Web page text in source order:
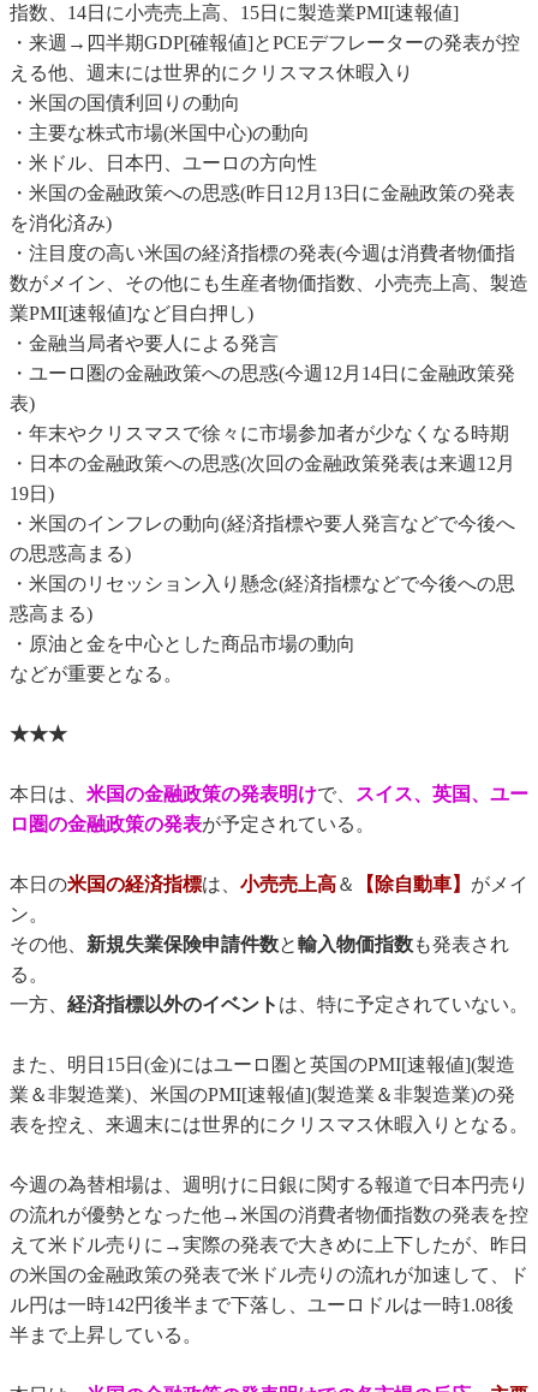
指数、14日に小売売上高、15日に製造業PMI[速報値]
・来週→四半期GDP[確報値]とPCEデフレーターの発表が控
える他、週末には世界的にクリスマス休暇入り
・米国の国債利回りの動向
・主要な株式市場(米国中心)の動向
・米ドル、日本円、ユーロの方向性
・米国の金融政策への思惑(昨日12月13日に金融政策の発表
を消化済み)
・注目度の高い米国の経済指標の発表(今週は消費者物価指
数がメイン、その他にも生産者物価指数、小売売上高、製造
業PMI[速報値]など目白押し)
・金融当局者や要人による発言
・ユーロ圏の金融政策への思惑(今週12月14日に金融政策発
表)
・年末やクリスマスで徐々に市場参加者が少なくなる時期
・日本の金融政策への思惑(次回の金融政策発表は来週12月
19日)
・米国のインフレの動向(経済指標や要人発言などで今後へ
の思惑高まる)
・米国のリセッション入り懸念(経済指標などで今後への思
惑高まる)
・原油と金を中心とした商品市場の動向
などが重要となる。
★★★
本日は、 米国の金融政策の発表明けで、 スイス、英国、ユー
ロ圏の金融政策の発表が予定されている。
本日の米国の経済指標は、 小売売上高＆ 【除自動車】 がメイ
ン。
その他、 新規失業保険申請件数と輸入物価指数も発表され
る。
一方、 経済指標以外のイベント は、特に予定されていない。
また、明日15日(金)にはユーロ圏と英国のPMI[速報値](製造
業＆非製造業)、米国のPMI[速報値](製造業＆非製造業)の発
表を控え、来週末には世界的にクリスマス休暇入りとなる。
今週の為替相場は、週明けに日銀に関する報道で日本円売り
の流れが優勢となった他→米国の消費者物価指数の発表を控
えて米ドル売りに→実際の発表で大きめに上下したが、昨日
の米国の金融政策の発表で米ドル売りの流れが加速して、ド
ル円は一時142円後半まで下落し、ユーロドルは一時1.08後
半まで上昇している。